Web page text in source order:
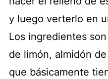
y luego verterlo en
Los ingredientes
de limón, almidón
que básicamente